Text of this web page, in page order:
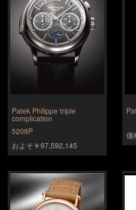
Patek Philippe triple
complication
5208P
およそ￥97,592,145
価